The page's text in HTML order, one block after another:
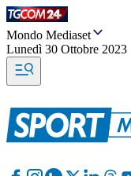
Mondo Mediaset
Lunedì 30 Ottobre 2023